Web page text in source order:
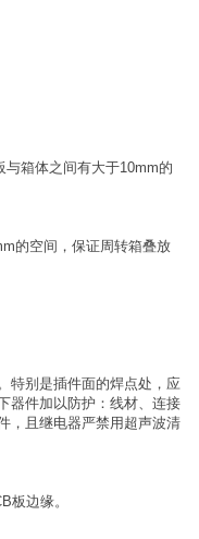
箱体之间有大于10mm的
的空间，保证周转箱叠放
别是插件面的焊点处，应
器件加以防护：线材、连接
，且继电器严禁用超声波清
边缘。